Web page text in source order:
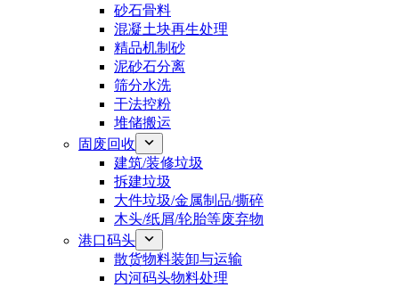
砂石骨料
混凝土块再生处理
精品机制砂
泥砂石分离
筛分水洗
干法控粉
堆储搬运
固废回收
建筑/装修垃圾
拆建垃圾
大件垃圾/金属制品/撕碎
木头/纸屑/轮胎等废弃物
港口码头
散货物料装卸与运输
内河码头物料处理